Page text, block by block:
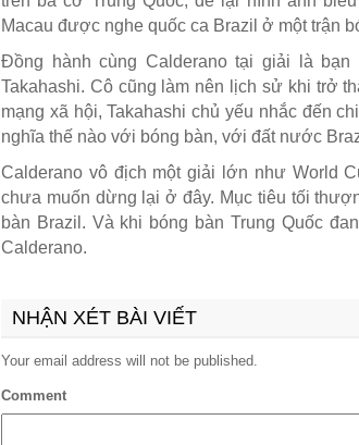
Macau được nghe quốc ca Brazil ở một trận
Đồng hành cùng Calderano tại giải là
Takahashi. Cô cũng làm nên lịch sử khi trở
mạng xã hội, Takahashi chủ yếu nhắc đến
nghĩa thế nào với bóng bàn, với đất nước
Calderano vô địch một giải lớn như World
chưa muốn dừng lại ở đây. Mục tiêu tối
bàn Brazil. Và khi bóng bàn Trung Quốc
Calderano.
NHẬN XÉT BÀI VIẾT
Your email address will not be published.
Comment